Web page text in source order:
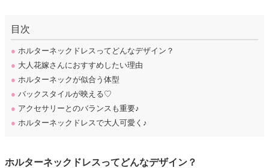
目次
● ホルターネックドレスってどんなデザイン？
● 大人花嫁さんにおすすめしたい理由
● ホルターネックが似合う体型
● バックスタイルが映える♡
● アクセサリーとのバランスも重要♪
● ホルターネックドレスで大人可愛く♪
ホルターネックドレスってどんなデザイン？